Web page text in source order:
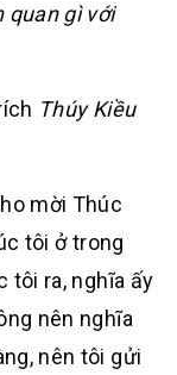
quan gì với
Thúy Kiều
mời Thúc
tôi ở trong
tôi ra, nghĩa ấy
nên nghĩa
nên tôi gửi